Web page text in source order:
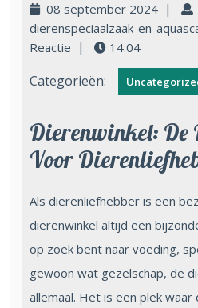
08 september 2024 |
dierenspeciaalzaak-en-
Reactie | 14:04
Categorieën:
Dierenwinkel: De
Voor
Als dierenliefhebber is een
dierenwinkel altijd een
op zoek bent naar voeding,
gewoon wat gezelschap, de
allemaal. Het is een plek